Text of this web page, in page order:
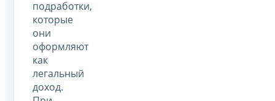
подработки,
которые
они
оформляют
как
легальный
доход.